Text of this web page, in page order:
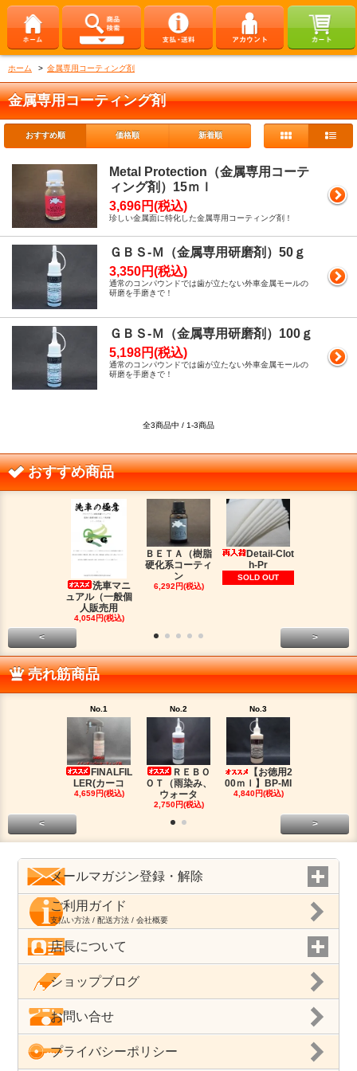
ホーム > 金属専用コーティング剤
金属専用コーティング剤
おすすめ順 価格順 新着順
Metal Protection（金属専用コーテ
ィング剤）15ｍｌ
3,696円(税込)
珍しい金属面に特化した金属専用コーティング剤！
ＧＢＳ-Ｍ（金属専用研磨剤）50ｇ
3,350円(税込)
通常のコンパウンドでは歯が立たない外車金属モールの
研磨を手磨きで！
ＧＢＳ-Ｍ（金属専用研磨剤）100ｇ
5,198円(税込)
通常のコンパウンドでは歯が立たない外車金属モールの
研磨を手磨きで！
全3商品中 / 1-3商品
おすすめ商品
洗車マニ
ュアル（一般個
人販売用
4,054円(税込)
ＢＥＴＡ（樹脂
硬化系コーティ
ン
6,292円(税込)
Detail-Clot
h-Pr
SOLD OUT
< >
売れ筋商品
No.1
FINALFIL
LER(カーコ
4,659円(税込)
No.2
ＲＥＢＯ
ＯＴ（雨染み、
ウォータ
2,750円(税込)
No.3
【お徳用2
00ｍｌ】BP-MI
4,840円(税込)
< >
メールマガジン登録・解除
ご利用ガイド
支払い方法 / 配送方法 / 会社概要
店長について
ショップブログ
お問い合せ
プライバシーポリシー